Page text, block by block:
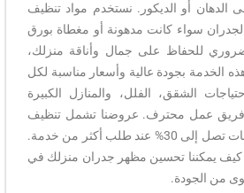
الدهان أو الديكور. نستخدم مواد تنظيف
سواء كانت مدهونة أو مغطاة بورق
للحفاظ على جمال وأناقة منزلك،
الخدمة بجودة عالية وأسعار مناسبة لكل
الشقق، الفلل، والمنازل الكبيرة
وفريق عمل محترف. عروضنا تشمل تنظيف
شامل للجدران مع خصومات تصل إلى 30% عند طلب أكثر من خدمة.
كيف يمكننا تحسين مظهر جدران منزلك في
من الجودة.